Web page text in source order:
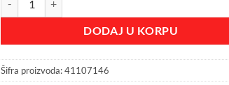
DODAJ U KORPU
Šifra proizvoda:41107146